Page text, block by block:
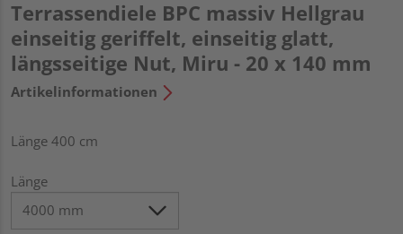
Terrassendiele BPC massiv Hellgrau
einseitig geriffelt, einseitig glatt,
längsseitige Nut, Miru - 20 x 140 mm
Artikelinformationen
Länge 400 cm
Länge